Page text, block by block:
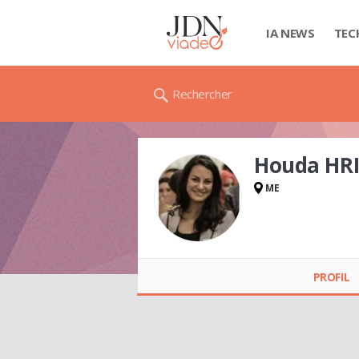
IA NEWS
Rechercher
Houda
ME
PROFIL